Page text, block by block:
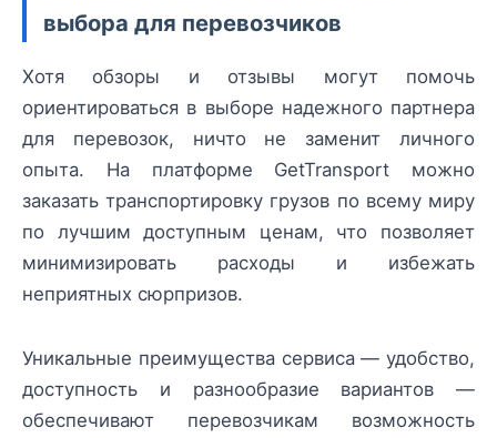
выбора для перевозчиков
Хотя обзоры и отзывы могут помочь
ориентироваться в выборе надежного партнера
для перевозок, ничто не заменит личного
опыта. На платформе GetTransport можно
заказать транспортировку грузов по всему миру
по лучшим доступным ценам, что позволяет
минимизировать расходы и избежать
неприятных сюрпризов.
Уникальные преимущества сервиса — удобство,
доступность и разнообразие вариантов —
обеспечивают перевозчикам возможность